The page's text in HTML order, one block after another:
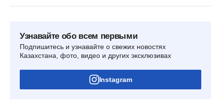
Узнавайте обо всем первыми
Подпишитесь и узнавайте о свежих новостях
Казахстана, фото, видео и других эксклюзивах
Instagram